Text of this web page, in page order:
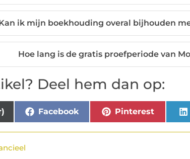
ik mijn boekhouding overal bijhouden
Hoe lang is de gratis proefperiode van
Deel hem dan op:
Facebook Pinterest